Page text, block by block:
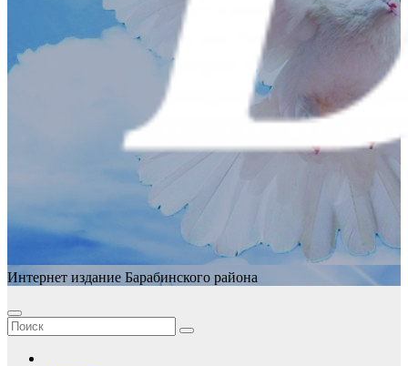
Интернет издание Барабинского района